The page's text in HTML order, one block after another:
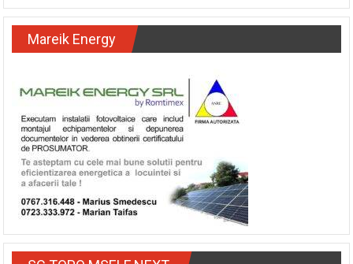
Mareik Energy